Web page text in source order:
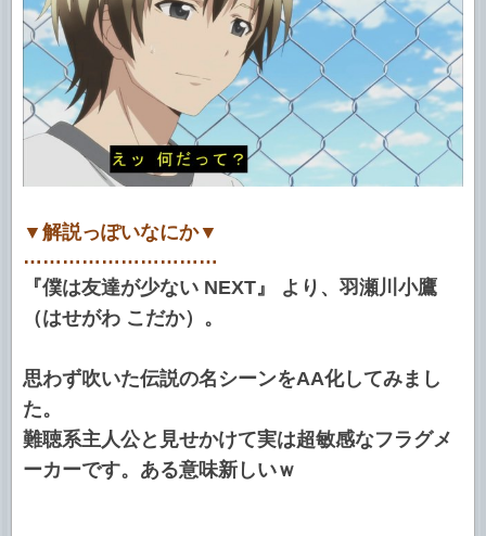
▼解説っぽいなにか▼
…………………………
『僕は友達が少ない NEXT』 より、羽瀬川小鷹
（はせがわ こだか）。
思わず吹いた伝説の名シーンをAA化してみまし
た。
難聴系主人公と見せかけて実は超敏感なフラグメ
ーカーです。ある意味新しいｗ